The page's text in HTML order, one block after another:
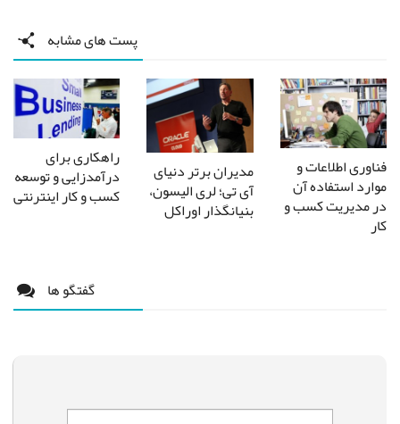
پست های مشابه
فناوری اطلاعات و
موارد استفاده آن
در مدیریت کسب و
کار
مدیران بر‌تر دنیای
آی تی؛ لری الیسون،
بنیانگذار اوراکل
راهکاری برای
درآمدزایی و توسعه
کسب و کار اینترنتی
گفتگو ها